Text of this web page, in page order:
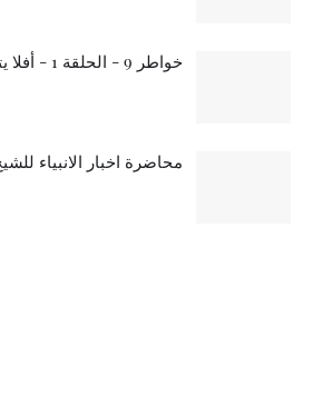
خواطر 9 - الحلقة 1 - أفلا يتفكرون
محاضرة اخبار الانبياء